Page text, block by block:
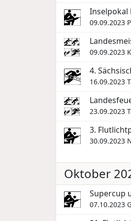
Inselpokal
09.09.2023
09.09.2023
4.
16.09.2023
23.09.2023
3.
30.09.2023
Oktober
Supercup
07.10.2023